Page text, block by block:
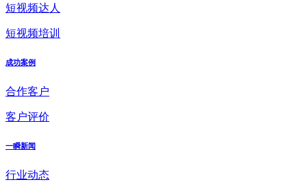
短视频达人
短视频培训
成功案例
合作客户
客户评价
一瞬新闻
行业动态